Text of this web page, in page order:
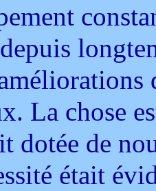
La chose
dotée de
était